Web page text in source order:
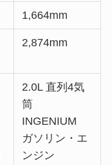
1,664mm
2,874mm
2.0L 直列4気
筒
INGENIUM
ガソリン・エ
ンジン